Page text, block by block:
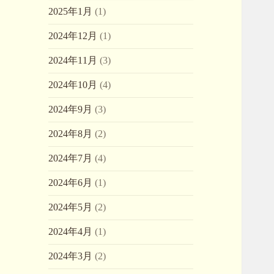
2025年1月 (1)
2024年12月 (1)
2024年11月 (3)
2024年10月 (4)
2024年9月 (3)
2024年8月 (2)
2024年7月 (4)
2024年6月 (1)
2024年5月 (2)
2024年4月 (1)
2024年3月 (2)